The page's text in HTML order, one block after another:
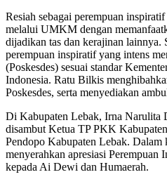
Resiah sebagai perempuan
melalui UMKM dengan
dijadikan tas dan kerajinan lainnya.
perempuan inspiratif yang intens
(Poskesdes) sesuai standar
Indonesia. Ratu Bilkis
Poskesdes, serta menyediakan
Di Kabupaten Lebak, Irna Narulita
disambut Ketua TP PKK
Pendopo Kabupaten Lebak. Dalam
menyerahkan apresiasi
kepada Ai Dewi dan Humaerah.